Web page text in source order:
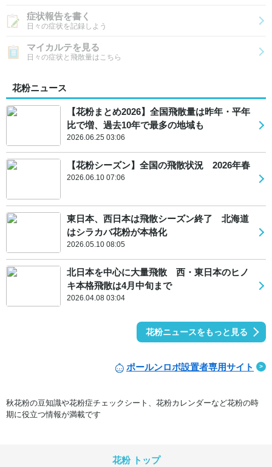
症状報告を書く
日々の症状を記録しよう
マイカルテを見る
日々の症状と飛散量はこちら
花粉ニュース
【花粉まとめ2026】全国飛散量は昨年・平年
比で増、過去10年で最多の地域も
2026.06.25 03:06
【花粉シーズン】全国の飛散状況 2026年春
2026.06.10 07:06
東日本、西日本は飛散シーズン終了 北海道
はシラカバ花粉が本格化
2026.05.10 08:05
北日本を中心に大量飛散 西・東日本のヒノ
キ本格飛散は4月中旬まで
2026.04.08 03:04
花粉ニュースをもっと見る
ポールンロボ設置者専用サイト
秋花粉の豆知識や花粉症チェックシート、花粉カレンダーなど花粉の時
期に役立つ情報が満載です
花粉 トップ